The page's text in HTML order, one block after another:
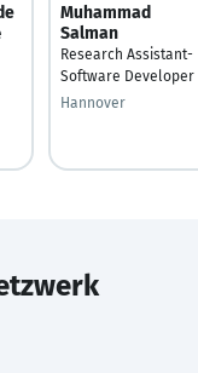
Muhammad
Salman
Research Assistant-
Software Developer
Hannover